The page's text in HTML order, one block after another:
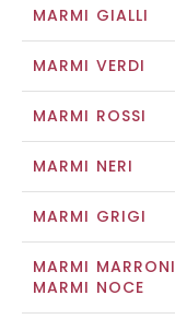
MARMI GIALLI
MARMI VERDI
MARMI ROSSI
MARMI NERI
MARMI GRIGI
MARMI MARRONI
MARMI NOCE